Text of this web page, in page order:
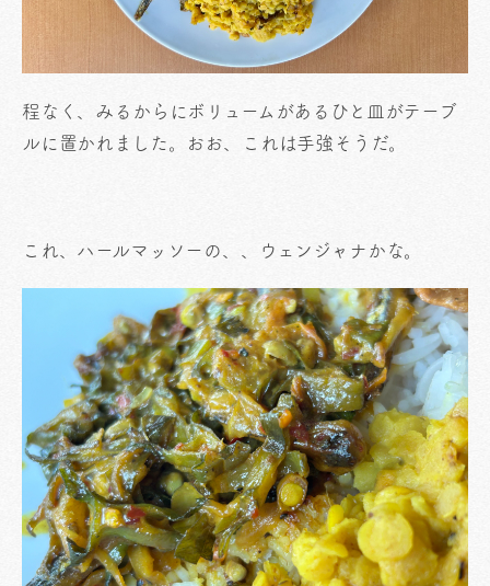
程なく、みるからにボリュームがあるひと皿がテーブ
ルに置かれました。おお、これは手強そうだ。
これ、ハールマッソーの、、ウェンジャナかな。